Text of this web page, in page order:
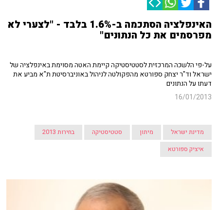
האינפלציה הסתכמה ב-1.6% בלבד - "לצערי לא
מפרסמים את כל הנתונים"
על-פי הלשכה המרכזית לסטטיסטיקה קיימת האטה מסוימת באינפלציה של
ישראל וד"ר יצחק ספורטא מהפקולטה לניהול באוניברסיטת ת"א מביע את
דעתו על הנתונים
16/01/2013
מדינת ישראל מיתון סטטיסטיקה
בחירות 2013
איציק ספורטא